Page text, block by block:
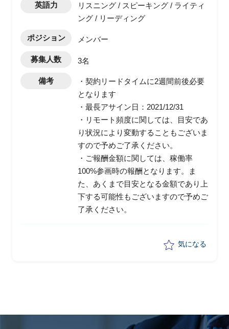
英語力
リスニング / スピーキング / ライティ
ング / リーディング
ポジション メンバー
募集人数 3名
備考
・契約リードタイムに2週間前後必要
となります
・最長アサイン日：2021/12/31
・リモート頻度に関しては、目安であ
り状況により変動することもございま
すので予めご了承ください。
・ご報酬金額に関しては、稼働率
100%参画時の報酬となります。ま
た、あくまで目安となる金額であり上
下する可能性もございますので予めご
了承ください。
気になる